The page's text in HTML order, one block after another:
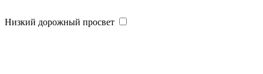
Низкий дорожный просвет